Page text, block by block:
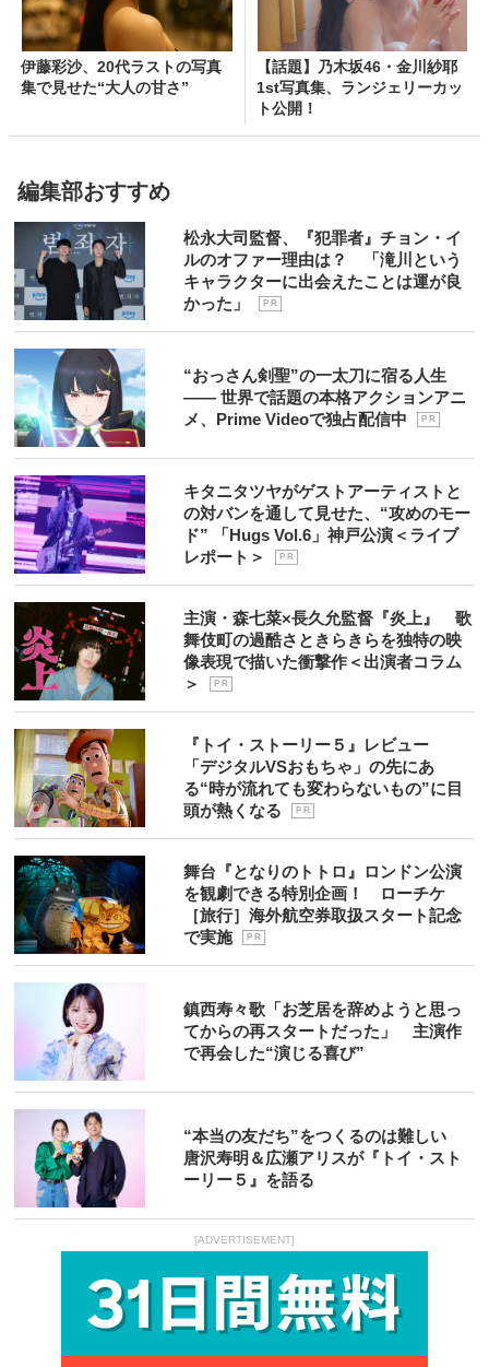
伊藤彩沙、20代ラストの写真
集で見せた“大人の甘さ”
【話題】乃木坂46・金川紗耶
1st写真集、ランジェリーカッ
ト公開！
編集部おすすめ
松永大司監督、『犯罪者』チョン・イ
ルのオファー理由は？ 「滝川という
キャラクターに出会えたことは運が良
かった」
P R
“おっさん剣聖”の一太刀に宿る人生
―― 世界で話題の本格アクションアニ
メ、Prime Videoで独占配信中
P R
キタニタツヤがゲストアーティストと
の対バンを通して見せた、“攻めのモー
ド” 「Hugs Vol.6」神戸公演＜ライブ
レポート＞
P R
主演・森七菜×長久允監督『炎上』 歌
舞伎町の過酷さときらきらを独特の映
像表現で描いた衝撃作＜出演者コラム
＞
P R
『トイ・ストーリー５』レビュー
「デジタルVSおもちゃ」の先にあ
る“時が流れても変わらないもの”に目
頭が熱くなる
P R
舞台『となりのトトロ』ロンドン公演
を観劇できる特別企画！ ローチケ
［旅行］海外航空券取扱スタート記念
で実施
P R
鎮西寿々歌「お芝居を辞めようと思っ
てからの再スタートだった」 主演作
で再会した“演じる喜び”
“本当の友だち”をつくるのは難しい
唐沢寿明＆広瀬アリスが『トイ・スト
ーリー５』を語る
[ADVERTISEMENT]